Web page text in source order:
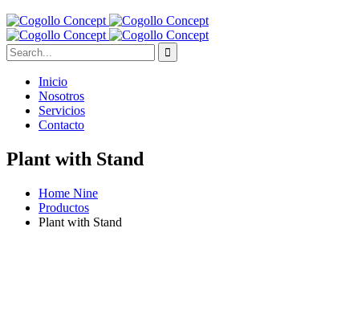
Inicio
Nosotros
Servicios
Contacto
Plant with Stand
Home Nine
Productos
Plant with Stand